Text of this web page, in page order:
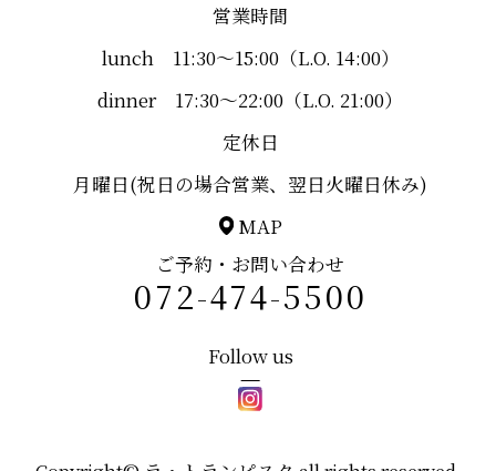
営業時間
lunch 11:30～15:00（L.O. 14:00）
dinner 17:30～22:00（L.O. 21:00）
定休日
月曜日(祝日の場合営業、翌日火曜日休み)
MAP
ご予約・お問い合わせ
072-474-5500
Follow us